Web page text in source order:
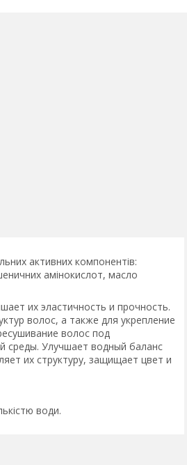
активних компонентів:
амінокислот, масло
их эластичность и прочность.
волос, а также для укрепление
волос под
среды. Улучшает водный баланс
их структуру, защищает цвет и
води.